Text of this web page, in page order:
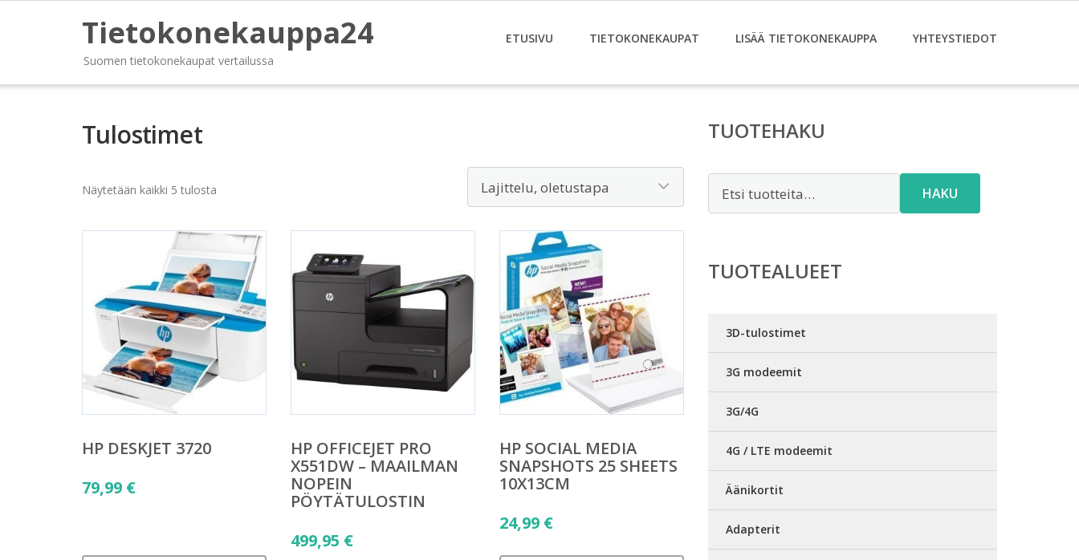
Tietokonekauppa24
Suomen tietokonekaupat vertailussa
ETUSIVU TIETOKONEKAUPAT LISÄÄ TIETOKONEKAUPPA YHTEYSTIEDOT
Tulostimet
Näytetään kaikki 5 tulosta
HP DESKJET 3720
79,99 €
HP OFFICEJET PRO
X551DW – MAAILMAN
NOPEIN
PÖYTÄTULOSTIN
499,95 €
HP SOCIAL MEDIA
SNAPSHOTS 25 SHEETS
10X13CM
24,99 €
TUOTEHAKU
HAKU
TUOTEALUEET
3D-tulostimet
3G modeemit
3G/4G
4G / LTE modeemit
Äänikortit
Adapterit